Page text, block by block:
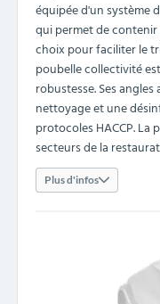
équipée d'un système
qui permet de contenir
choix pour faciliter le
poubelle collectivité
robustesse. Ses
nettoyage et une
protocoles HACCP.
secteurs de la
Plus d'infos